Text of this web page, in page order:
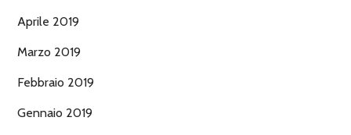
Aprile 2019
Marzo 2019
Febbraio 2019
Gennaio 2019